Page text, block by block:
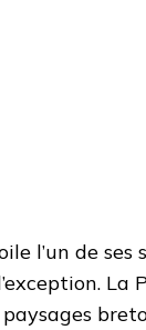
l’un de ses
La